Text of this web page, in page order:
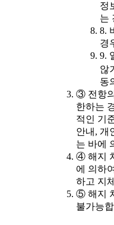
정
는
8.
경
9.
않
동
③ 전항
한하는
적인 기
안내, 개
는 바에
④ 해지
에 의하
하고 지
⑤ 해지
불가능